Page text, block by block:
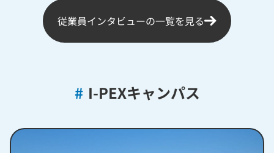
従業員インタビューの一覧を見る
# I-PEXキャンパス